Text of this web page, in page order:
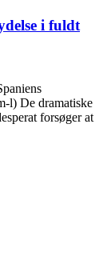
i fuldt
l) De dramatiske
forsøger at